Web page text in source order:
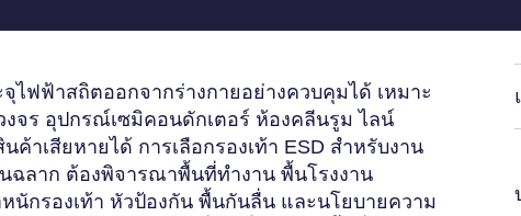
จุไฟฟ้าสถิตออกจากร่างกายอย่างควบคุมได้ เหมาะ
จร อุปกรณ์เซมิคอนดักเตอร์ ห้องคลีนรูม ไลน์
าเสียหายได้ การเลือกรองเท้า ESD สำหรับงาน
ฉลาก ต้องพิจารณาพื้นที่ทำงาน พื้นโรงงาน
นักรองเท้า หัวป้องกัน พื้นกันลื่น และนโยบายความ